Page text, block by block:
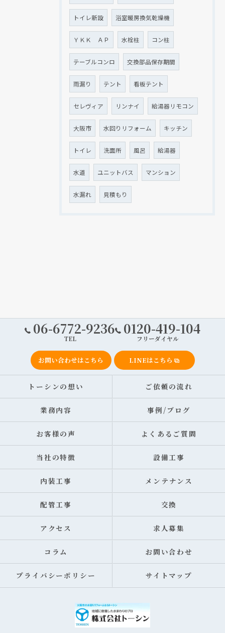
トイレ新設 浴室暖房換気乾燥機
ＹＫＫ ＡＰ 水栓柱 コン柱
テーブルコンロ 交換部品保存期間
雨漏り テント 看板テント
セレヴィア リンナイ 給湯器リモコン
大阪市 水回りリフォーム キッチン
トイレ 洗面所 風呂 給湯器
水道 ユニットバス マンション
水漏れ 見積もり
06-6772-9236
TEL
0120-419-104
フリーダイヤル
お問い合わせはこちら LINEはこちら
トーシンの想い ご依頼の流れ
業務内容 事例/ブログ
お客様の声 よくあるご質問
当社の特徴 設備工事
内装工事 メンテナンス
配管工事 交換
アクセス 求人募集
コラム お問い合わせ
プライバシーポリシー サイトマップ